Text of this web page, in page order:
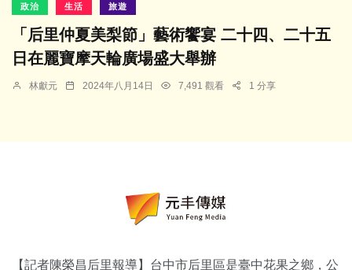
政治 生活 旅遊
「后里仲夏美梨節」藝術饗宴 二十四、二十五
日在麗寶摩天輪廣場盛大舉辦
林獻元 2024年八月14日 7,491 觀看 1 分享
【記者陳榮昌后里報導】台中市后里區是臺中花果之鄉，公